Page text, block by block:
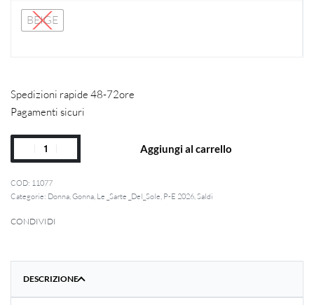
BEIGE
Spedizioni rapide 48-72ore
Pagamenti sicuri
Aggiungi al carrello
11077
Categorie: Donna,Gonna, Le _Sarte _Del_Sole, P-E 2026,Saldi
CONDIVIDI
DESCRIZIONE